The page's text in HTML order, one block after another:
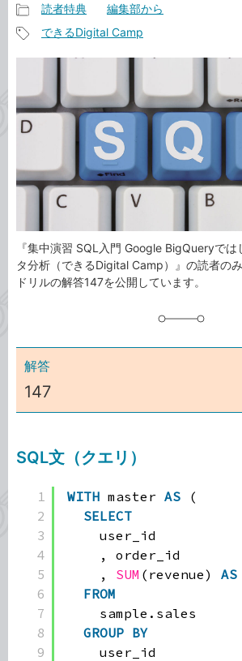
事
カ
ゴ
リ
読者特典 編集部から
グ
できるDigital Camp
『集中演習 SQL入門 Google BigQueryで
タ分析（できるDigital Camp）』の読者の
ドリルの解答147を公開しています。
解答
147
SQL文（クエリ）
1
2
3
4
5
6
7
8
9
WITH master AS
(
SELECT
user_id
, order_id
, SUM (revenue) AS
FROM
sample.sales
GROUP BY
user_id